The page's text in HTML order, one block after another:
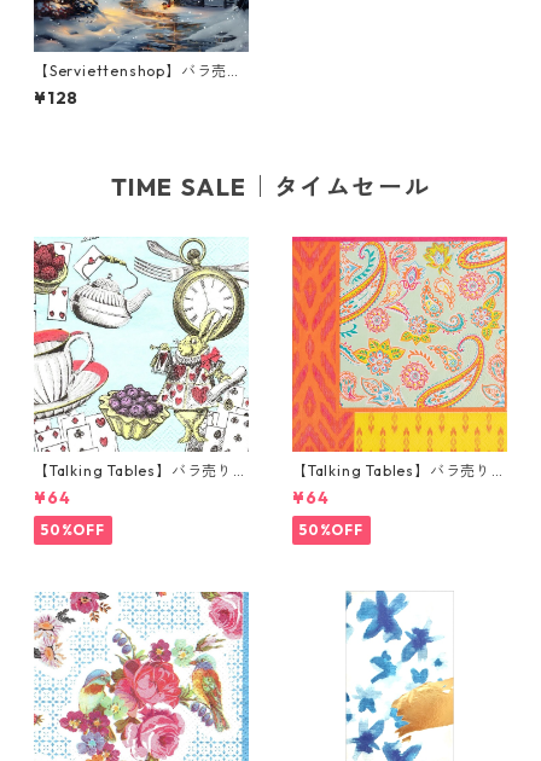
【Serviettenshop】バラ売り
2枚 ランチサイズ ペーパーナ
プキン Cozy Winter Town ダ
¥128
TIME SALE｜タイムセール
【Talking Tables】バラ売り1
枚 カクテルサイズ ペーパーナ
プキン Alice in Wonderland
ブルー
¥64
50%OFF
【Talking Tables】バラ売り1
枚 ランチサイズ ペーパーナプ
キン Paisley Print Boho オレ
ンジ
¥64
50%OFF